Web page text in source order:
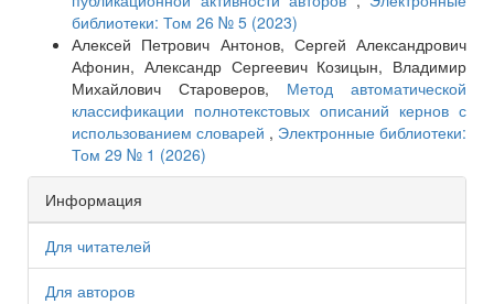
библиотеки: Том 26 № 5 (2023)
Алексей Петрович Антонов, Сергей Александрович
Афонин, Александр Сергеевич Козицын, Владимир
Михайлович Староверов, Метод автоматической
классификации полнотекстовых описаний кернов с
использованием словарей , Электронные библиотеки:
Том 29 № 1 (2026)
Информация
Для читателей
Для авторов